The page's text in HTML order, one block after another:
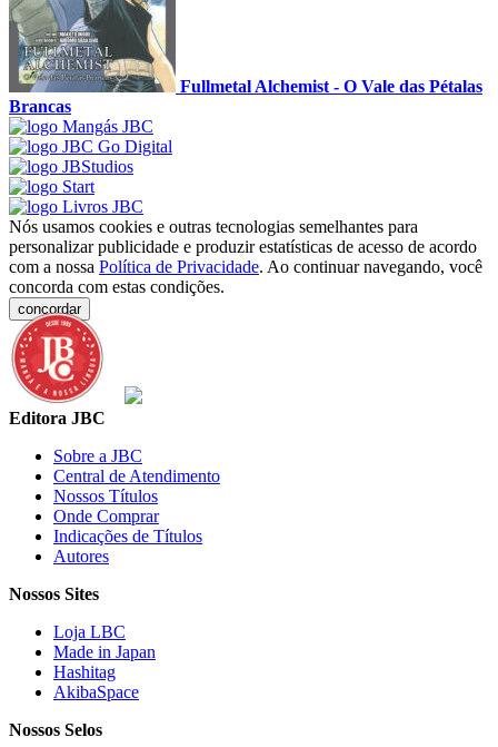
Fullmetal Alchemist - O Vale das Pétalas
Brancas
Nós usamos cookies e outras tecnologias semelhantes para
personalizar publicidade e produzir estatísticas de acesso de acordo
com a nossa Política de Privacidade. Ao continuar navegando, você
concorda com estas condições.
concordar
Editora JBC
Sobre a JBC
Central de Atendimento
Nossos Títulos
Onde Comprar
Indicações de Títulos
Autores
Nossos Sites
Loja LBC
Made in Japan
Hashitag
AkibaSpace
Nossos Selos